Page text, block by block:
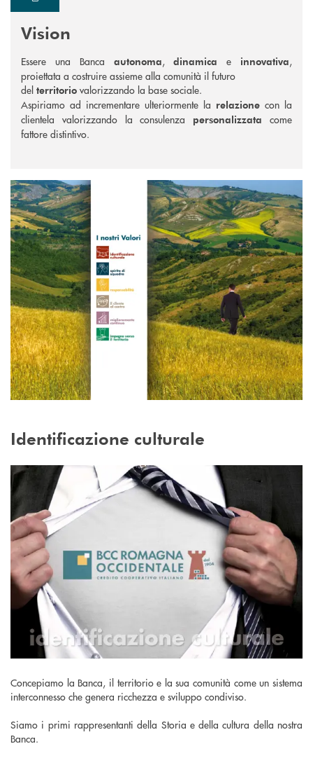
Vision
Essere una Banca autonoma,dinamica e innovativa,
proiettata a costruire assieme alla comunità il futuro
del territorio valorizzando la base sociale.
Aspiriamo ad incrementare ulteriormente la relazione con la
clientela valorizzando la consulenza personalizzata come
fattore distintivo.
Identificazione culturale
Concepiamo la Banca, il territorio e la sua comunità come un sistema
interconnesso che genera ricchezza e sviluppo condiviso.
Siamo i primi rappresentanti della Storia e della cultura della nostra
Banca.